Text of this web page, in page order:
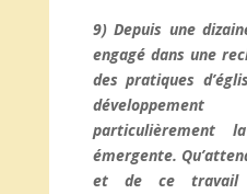
9) Depuis une
engagé dans une
des pratiques
particulièrement
émergente.
et de ce travail